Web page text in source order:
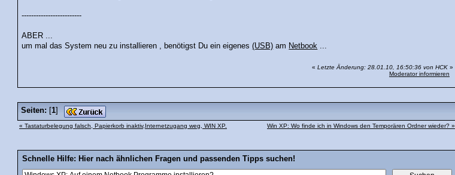
-------------------------
ABER ...
um mal das System neu zu installieren , benötigst Du ein eigenes(USB) am Netbook ...
« Letzte Änderung: 28.01.10, 16:50:36 von HCK »
Moderator informieren
Seiten: [1]
« Tastaturbelegung falsch, Papierkorb inaktiv,Internetzugang weg, WIN XP. Win XP: Wo finde ich in Windows den Temporären Ordner wieder? »
Schnelle Hilfe: Hier nach ähnlichen Fragen und passenden Tipps suchen!